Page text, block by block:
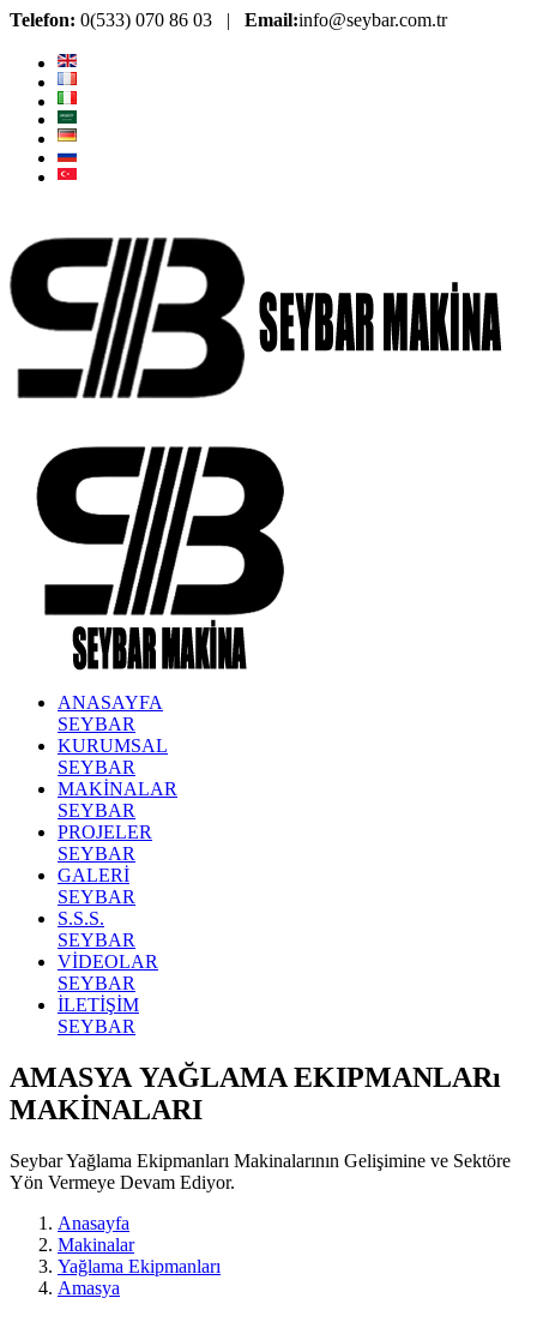
Telefon: 0(533) 070 86 03 | Email:info@seybar.com.tr
ANASAYFA
SEYBAR
KURUMSAL
SEYBAR
MAKİNALAR
SEYBAR
PROJELER
SEYBAR
GALERİ
SEYBAR
S.S.S.
SEYBAR
VİDEOLAR
SEYBAR
İLETİŞİM
SEYBAR
AMASYA YAĞLAMA EKIPMANLARı
MAKİNALARI
Seybar Yağlama Ekipmanları Makinalarının Gelişimine ve Sektöre
Yön Vermeye Devam Ediyor.
Anasayfa
Makinalar
Yağlama Ekipmanları
Amasya